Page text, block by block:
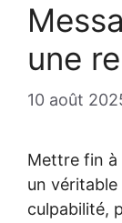
une
10 août
Mettre fin à
un véritable
culpabilité,